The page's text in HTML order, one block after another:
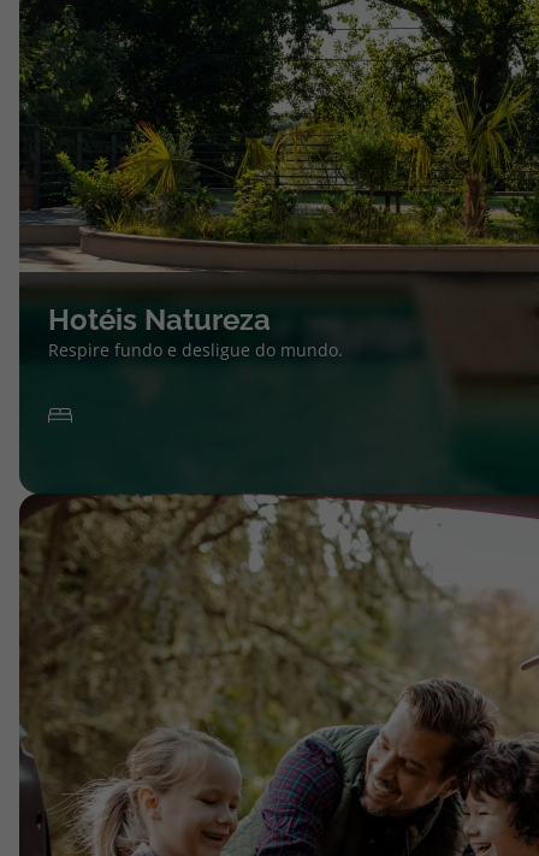
Hotéis Natureza
Respire fundo e desligue do mundo.